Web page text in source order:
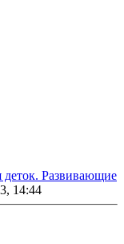
Развивающие
14:44